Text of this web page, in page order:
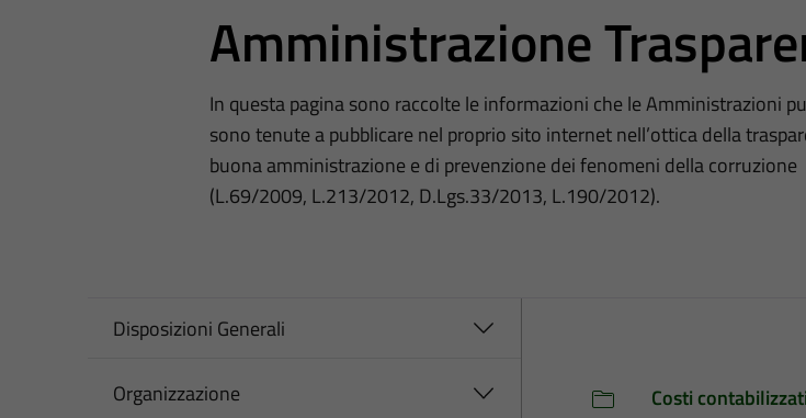
Amministrazione
In questa pagina sono raccolte le informazioni che le Amministrazioni
sono tenute a pubblicare nel proprio sito internet nell’ottica della
buona amministrazione e di prevenzione dei fenomeni della corruzione
(L.69/2009, L.213/2012, D.Lgs.33/2013, L.190/2012).
Disposizioni Generali
Organizzazione Costi contabilizzati